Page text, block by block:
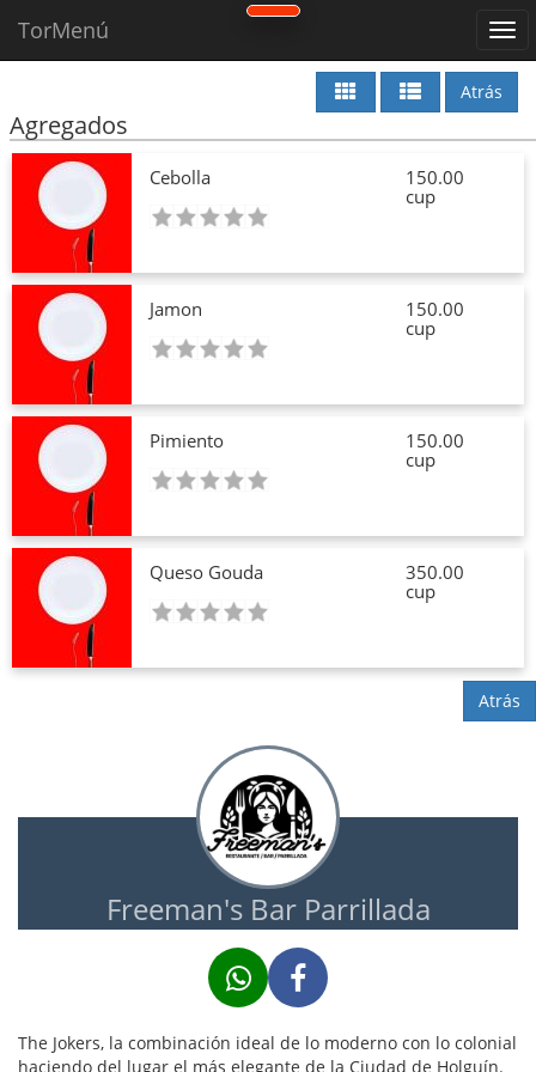
TorMenú
Atrás
Agregados
Cebolla
150.00
cup
Jamon
150.00
cup
Pimiento
150.00
cup
Queso Gouda
350.00
cup
Atrás
Freeman's Bar Parrillada
The Jokers, la combinación ideal de lo moderno con lo colonial
haciendo del lugar el más elegante de la Ciudad de Holguín.